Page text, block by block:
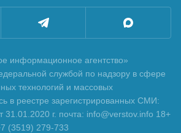
информационное агентство»
службой по надзору в сфере
технологий и массовых
в реестре зарегистрированных СМИ:
г. почта: info@verstov.info 18+
(3519) 279-733